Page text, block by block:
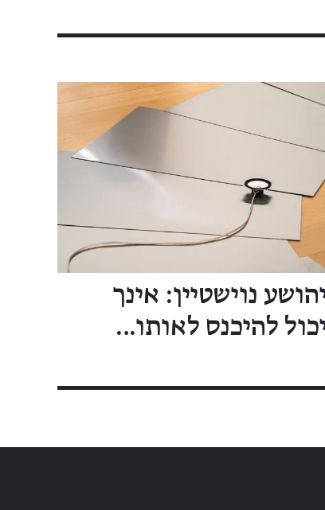
נוישטיין: אינך
להיכנס לאותו…